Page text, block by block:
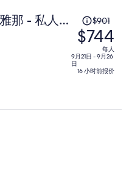
那 - 私人停
原
价
为
每
人
价
$901
$744
每人
9月21日 - 9月26
日
16 小时前报价